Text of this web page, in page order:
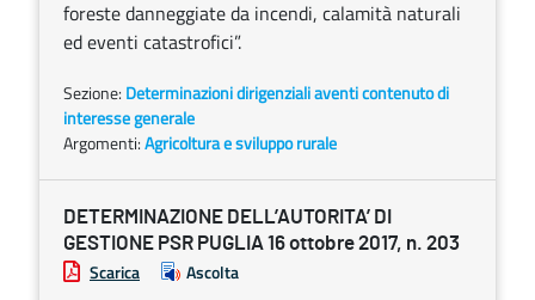
foreste danneggiate da incendi, calamità naturali
ed eventi catastrofici”.
Sezione: Determinazioni dirigenziali aventi contenuto di
interesse generale
Argomenti:Agricoltura e sviluppo rurale
DETERMINAZIONE DELL’AUTORITA’ DI
GESTIONE PSR PUGLIA 16 ottobre 2017, n. 203
Scarica Ascolta